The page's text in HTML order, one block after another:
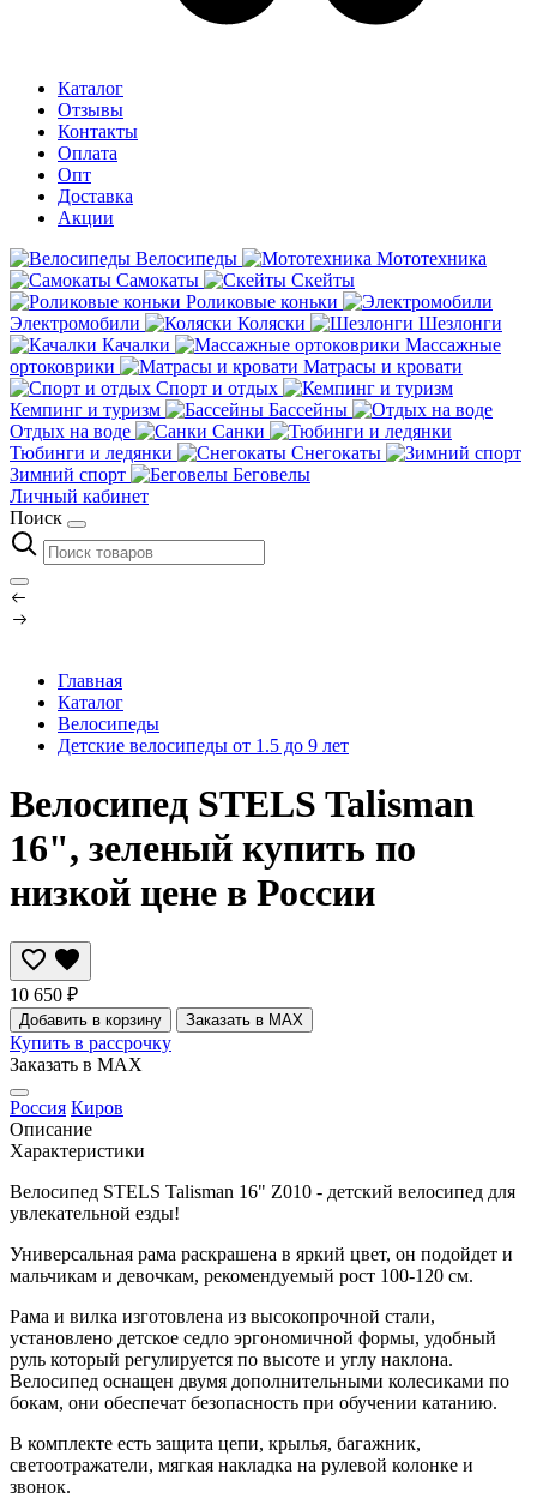
Каталог
Отзывы
Контакты
Оплата
Опт
Доставка
Акции
Велосипеды
Мототехника
Самокаты
Скейты
Роликовые коньки
Электромобили
Коляски
Шезлонги
Качалки
Массажные
ортоковрики
Матрасы и кровати
Спорт и отдых
Кемпинг и туризм
Бассейны
Отдых на воде
Санки
Тюбинги и ледянки
Снегокаты
Зимний спорт
Беговелы
Личный кабинет
Поиск
Главная
Каталог
Велосипеды
Детские велосипеды от 1.5 до 9 лет
Велосипед STELS Talisman
16", зеленый купить по
низкой цене в России
10 650 ₽
Добавить в корзину Заказать в MAX
Купить в рассрочку
Заказать в MAX
Россия Киров
Описание
Характеристики
Велосипед STELS Talisman 16" Z010 - детский велосипед для
увлекательной езды!
Универсальная рама раскрашена в яркий цвет, он подойдет и
мальчикам и девочкам, рекомендуемый рост 100-120 см.
Рама и вилка изготовлена из высокопрочной стали,
установлено детское седло эргономичной формы, удобный
руль который регулируется по высоте и углу наклона.
Велосипед оснащен двумя дополнительными колесиками по
бокам, они обеспечат безопасность при обучении катанию.
В комплекте есть защита цепи, крылья, багажник,
светоотражатели, мягкая накладка на рулевой колонке и
звонок.